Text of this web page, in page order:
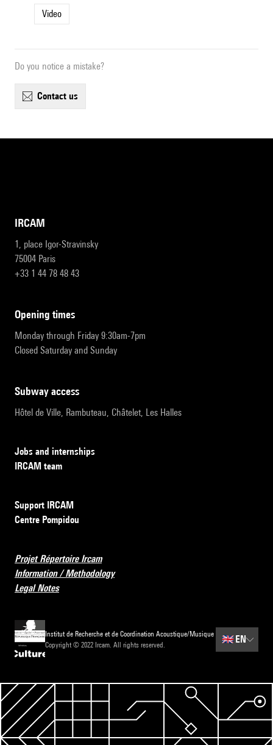
Video
Do you notice a mistake?
contact us
IRCAM
1, place Igor-Stravinsky
75004 Paris
+33 1 44 78 48 43
opening times
Monday through Friday 9:30am-7pm
Closed Saturday and Sunday
subway access
Hôtel de Ville, Rambuteau, Châtelet, Les Halles
Jobs and internships
IRCAM team
Support IRCAM
Centre Pompidou
Projet Répertoire Ircam
Information / Methodology
Legal Notes
Institut de Recherche et de Coordination Acoustique/Musique
Copyright © 2022 Ircam. All rights reserved.
🇬🇧 EN